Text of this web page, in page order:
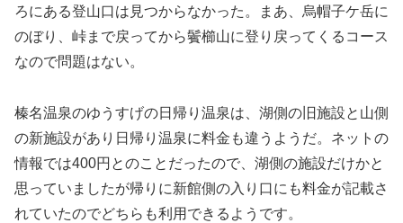
ろにある登山口は見つからなかった。まあ、烏帽子ケ岳に
のぼり、峠まで戻ってから鬢櫛山に登り戻ってくるコース
なので問題はない。
榛名温泉のゆうすげの日帰り温泉は、湖側の旧施設と山側
の新施設があり日帰り温泉に料金も違うようだ。ネットの
情報では400円とのことだったので、湖側の施設だけかと
思っていましたが帰りに新館側の入り口にも料金が記載さ
れていたのでどちらも利用できるようです。